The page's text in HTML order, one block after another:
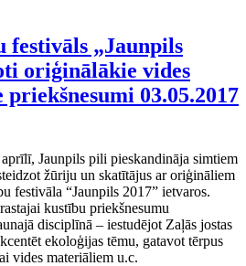
festivāls „Jaunpils
oriģinālākie vides
03.05.2017
Jaunpils pili pieskandināja simtiem
žūriju un skatītājus ar oriģināliem
festivāla “Jaunpils 2017” ietvaros.
kustību priekšnesumu
disciplīnā – iestudējot Zaļās jostas
ekoloģijas tēmu, gatavot tērpus
vides materiāliem u.c.